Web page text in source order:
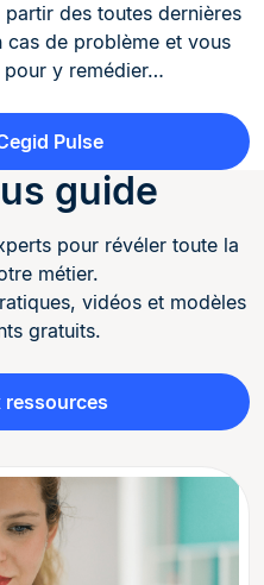
des toutes dernières
de problème et vous
y remédier…
Pulse
guide
pour révéler toute la
métier.
vidéos et modèles
gratuits.
ressources